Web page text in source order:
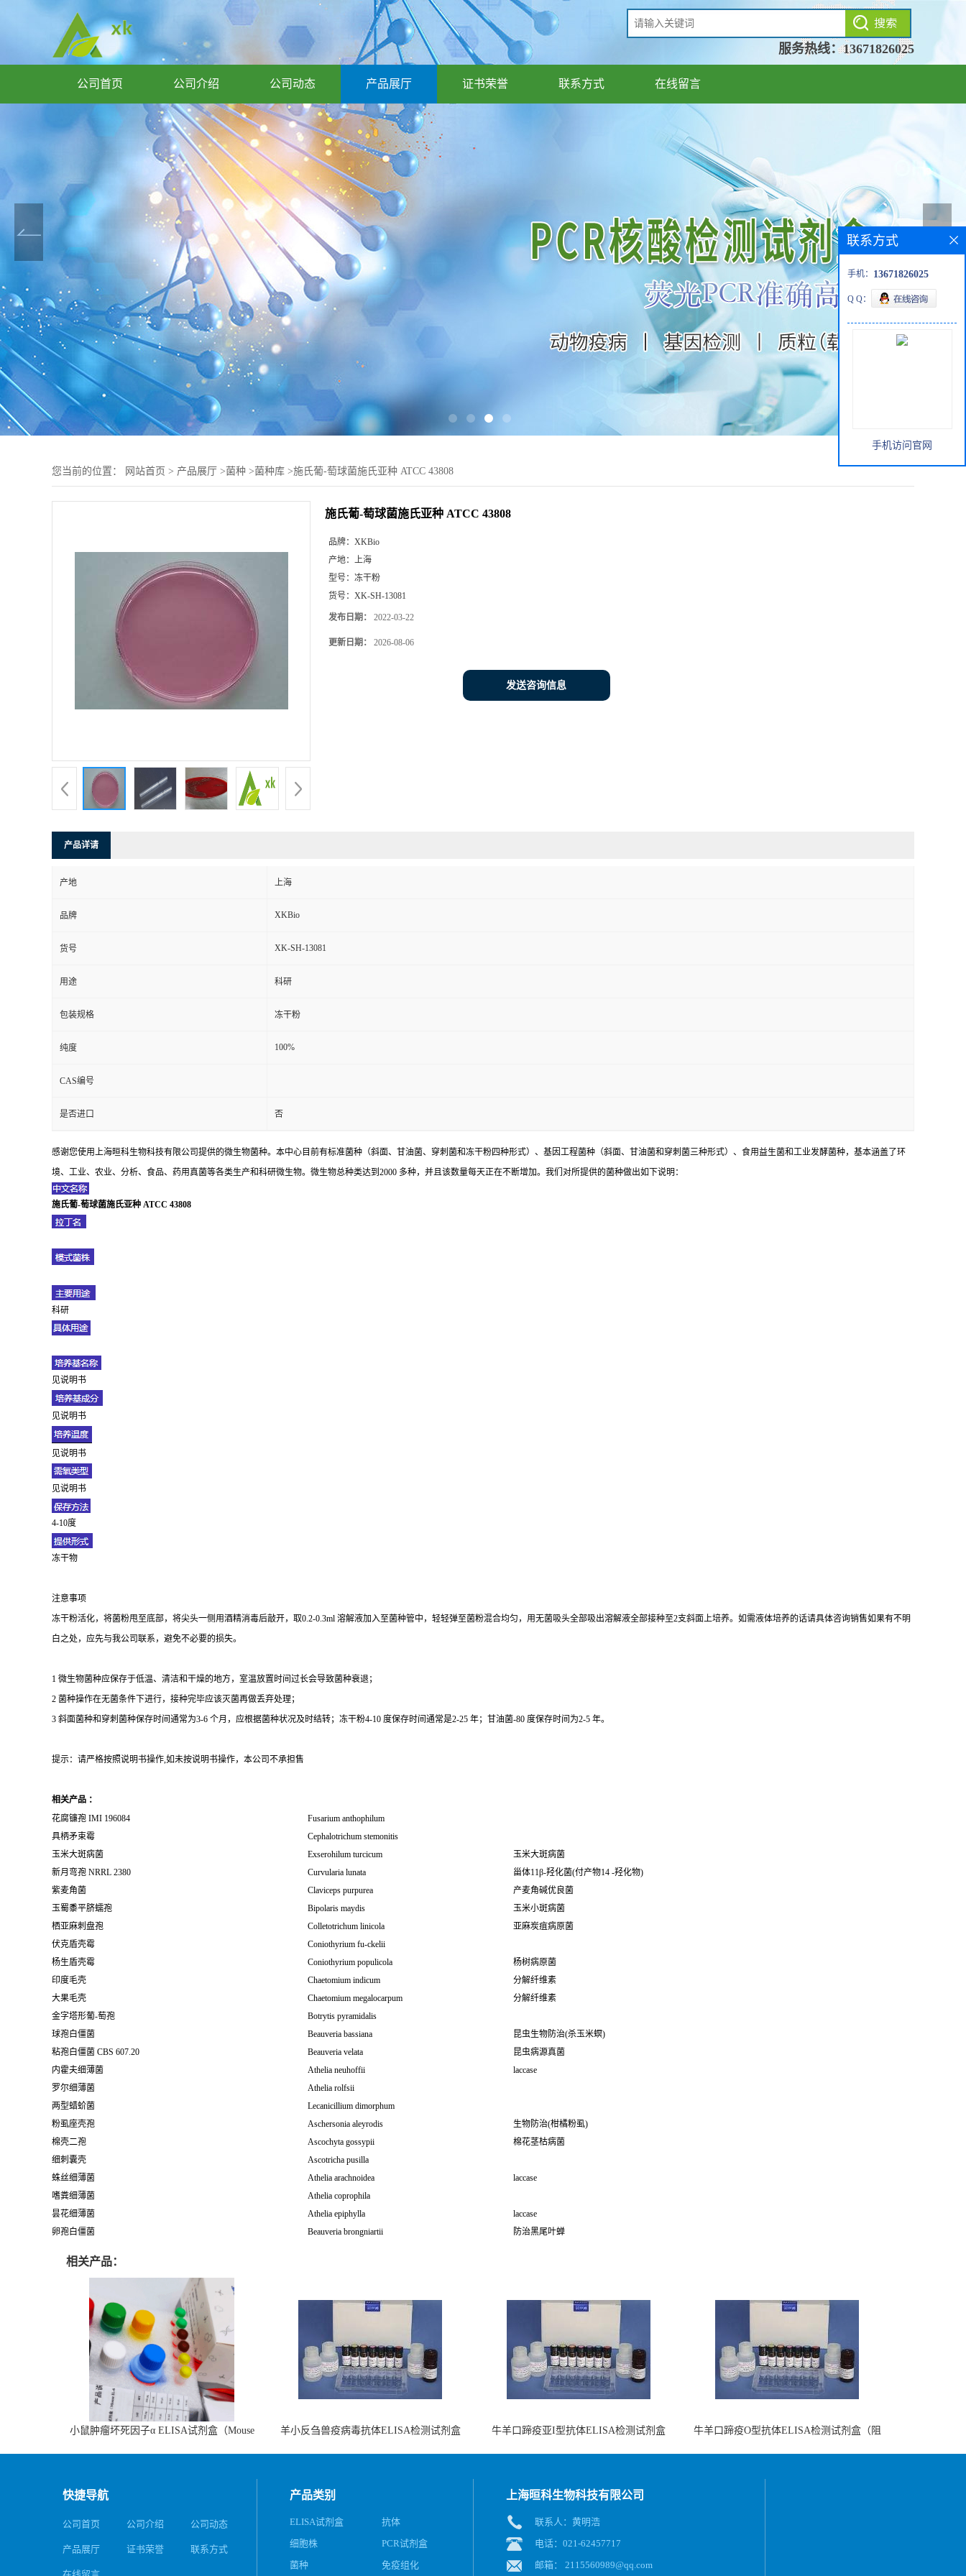
服务热线：13671826025
公司首页 公司介绍 公司动态 产品展厅 证书荣誉 联系方式 在线留言
您当前的位置： 网站首页 > 产品展厅 >菌种 >菌种库 >施氏葡-萄球菌施氏亚种 ATCC 43808
施氏葡-萄球菌施氏亚种 ATCC 43808
品牌： XKBio
产地： 上海
型号： 冻干粉
货号： XK-SH-13081
发布日期： 2022-03-22
更新日期： 2026-08-06
发送咨询信息
产品详请
产地 上海
品牌 XKBio
货号 XK-SH-13081
用途 科研
包装规格 冻干粉
纯度 100%
CAS编号
是否进口 否
感谢您使用上海晅科生物科技有限公司提供的微生物菌种。本中心目前有标准菌种（斜面、甘油菌、穿刺菌和冻干粉四种形式）、基因工程菌种（斜面、甘油菌和穿刺菌三种形式）、食用益生菌和工业发酵菌种，基本涵盖了环
境、工业、农业、分析、食品、药用真菌等各类生产和科研微生物。微生物总种类达到2000 多种，并且该数量每天正在不断增加。我们对所提供的菌种做出如下说明：
施氏葡-萄球菌施氏亚种 ATCC 43808
科研
见说明书
见说明书
见说明书
见说明书
4-10度
冻干物
注意事项
冻干粉活化，将菌粉甩至底部，将尖头一侧用酒精消毒后敲开，取0.2-0.3ml 溶解液加入至菌种管中，轻轻弹至菌粉混合均匀，用无菌吸头全部吸出溶解液全部接种至2支斜面上培养。如需液体培养的话请具体咨询销售如果有不明
白之处，应先与我公司联系，避免不必要的损失。
1 微生物菌种应保存于低温、清洁和干燥的地方，室温放置时间过长会导致菌种衰退；
2 菌种操作在无菌条件下进行，接种完毕应该灭菌再做丢弃处理；
3 斜面菌种和穿刺菌种保存时间通常为3-6 个月，应根据菌种状况及时结转；冻干粉4-10 度保存时间通常是2-25 年；甘油菌-80 度保存时间为2-5 年。
提示：请严格按照说明书操作,如未按说明书操作，本公司不承担售
相关产品 ：
花腐镰孢 IMI 196084
Fusarium anthophilum
具柄矛束霉
Cephalotrichum stemonitis
玉米大斑病菌
Exserohilum turcicum
玉米大斑病菌
新月弯孢 NRRL 2380
Curvularia lunata
甾体11β-羟化菌(付产物14 -羟化物)
紫麦角菌
Claviceps purpurea
产麦角碱优良菌
玉蜀黍平脐蠕孢
Bipolaris maydis
玉米小斑病菌
栖亚麻刺盘孢
Colletotrichum linicola
亚麻炭疽病原菌
伏克盾壳霉
Coniothyrium fu-ckelii
杨生盾壳霉
Coniothyrium populicola
杨树病原菌
印度毛壳
Chaetomium indicum
分解纤维素
大果毛壳
Chaetomium megalocarpum
分解纤维素
金字塔形葡-萄孢
Botrytis pyramidalis
球孢白僵菌
Beauveria bassiana
昆虫生物防治(杀玉米螟)
粘孢白僵菌 CBS 607.20
Beauveria velata
昆虫病源真菌
内霍夫细薄菌
Athelia neuhoffii
laccase
罗尔细薄菌
Athelia rolfsii
两型蜡蚧菌
Lecanicillium dimorphum
粉虱座壳孢
Aschersonia aleyrodis
生物防治(柑橘粉虱)
棉壳二孢
Ascochyta gossypii
棉花茎枯病菌
细刺囊壳
Ascotricha pusilla
蛛丝细薄菌
Athelia arachnoidea
laccase
嗜粪细薄菌
Athelia coprophila
昙花细薄菌
Athelia epiphylla
laccase
卵孢白僵菌
Beauveria brongniartii 防治黑尾叶蝉
相关产品：
小鼠肿瘤坏死因子α ELISA试剂盒（Mouse
羊小反刍兽疫病毒抗体ELISA检测试剂盒
牛羊口蹄疫亚I型抗体ELISA检测试剂盒
牛羊口蹄疫O型抗体ELISA检测试剂盒（阻
联系方式
手机： 13671826025
Q Q：
手机访问官网
快捷导航
公司首页 公司介绍 公司动态
产品展厅 证书荣誉 联系方式
产品类别
ELISA试剂盒
抗体
细胞株
PCR试剂盒
菌种
免疫组化
上海晅科生物科技有限公司
联系人：黄明浩
电话：021-62457717
邮箱： 2115560989@qq.com